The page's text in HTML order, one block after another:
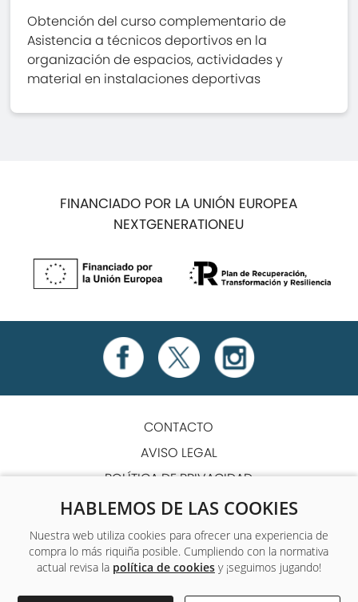
HABLEMOS DE LAS COOKIES
Nuestra web utiliza cookies para ofrecer una experiencia de
compra lo más riquiña posible. Cumpliendo con la normativa
actual revisa la política de cookiesy ¡seguimos jugando!
Obtención del curso complementario de
Asistencia a técnicos deportivos en la
organización de espacios, actividades y
material en instalaciones deportivas
FINANCIADO POR LA UNIÓN EUROPEA
NEXTGENERATIONEU
CONTACTO
AVISO LEGAL
POLÍTICA DE PRIVACIDAD
POLÍTICA DE COOKIES
TÉRMINOS Y CONDICIONES
ACCESIBILIDAD